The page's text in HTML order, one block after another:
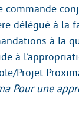
commande
délégué à la
à la
à
Projet
Pour une